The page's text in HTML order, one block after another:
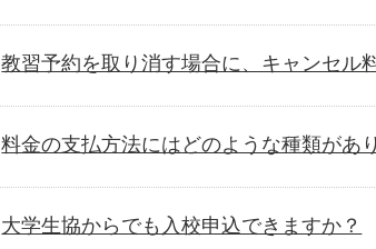
教習予約を取り消す場合に、キャンセル
料金の支払方法にはどのような種類があ
大学生協からでも入校申込できますか？